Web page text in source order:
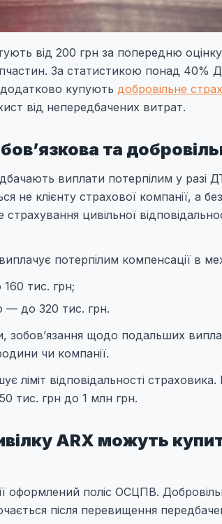
від 200 грн за попередню
За статистикою понад
додатково купують добровільне
від непередбачених витрат.
та
виплати потерпілим у разі
не клієнту страхової компанії, а
цивільної
потерпілим компенсації в
тис. грн;
— до 320 тис. грн.
зобов’язання щодо подальших
чи компанії.
ліміт відповідальності
тис. грн до 1 млн грн.
ARX можуть
оформлений поліс ОСЦПВ.
після перевищення